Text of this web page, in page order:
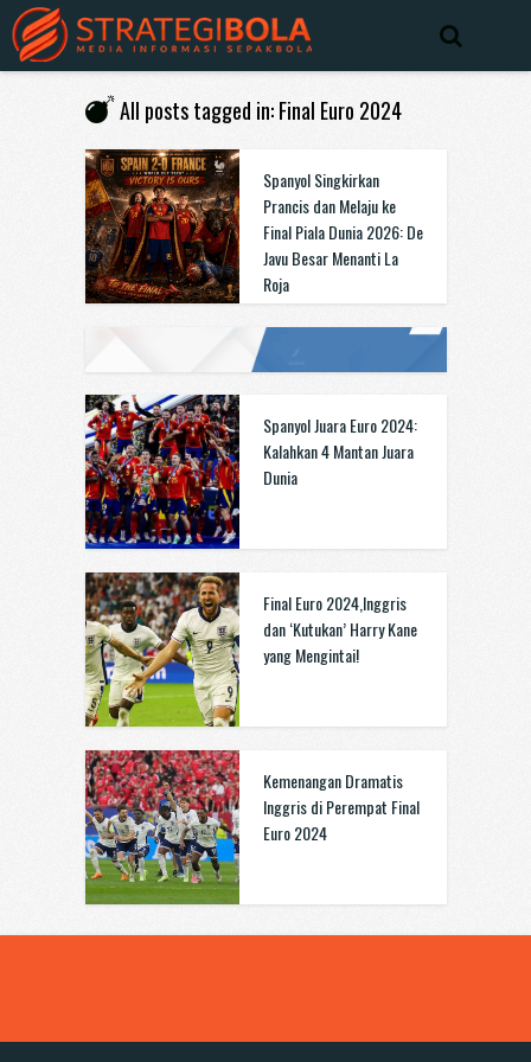
All posts tagged in: Final Euro 2024
Spanyol Singkirkan
Prancis dan Melaju ke
Final Piala Dunia 2026: De
Javu Besar Menanti La
Roja
Spanyol Juara Euro 2024:
Kalahkan 4 Mantan Juara
Dunia
Final Euro 2024,Inggris
dan ‘Kutukan’ Harry Kane
yang Mengintai!
Kemenangan Dramatis
Inggris di Perempat Final
Euro 2024